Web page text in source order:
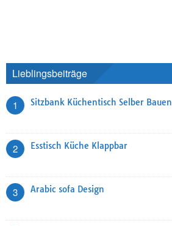
Lieblingsbeiträge
1 Sitzbank Küchentisch Selber Bauen
2 Esstisch Küche Klappbar
3 Arabic sofa Design